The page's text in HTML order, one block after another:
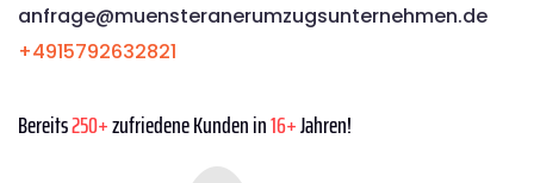
anfrage@muensteranerumzugsunternehmen.de
+4915792632821
Bereits250+zufriedene Kunden in16+Jahren!